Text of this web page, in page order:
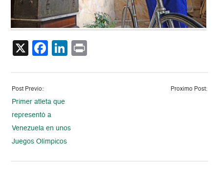
X Facebook
LinkedIn
Post Previo:
Primer atleta que
representó a
Venezuela en unos
Juegos Olímpicos
Proximo Post: